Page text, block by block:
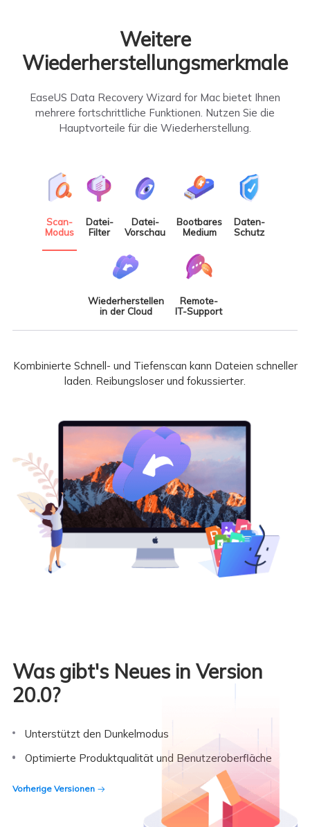
Weitere
Wiederherstellungsmerkmale
EaseUS Data Recovery Wizard for Mac bietet Ihnen
mehrere fortschrittliche Funktionen. Nutzen Sie die
Hauptvorteile für die Wiederherstellung.
Scan-
Modus
Datei-
Filter
Datei-
Vorschau
Bootbares
Medium
Daten-
Schutz
Wiederherstellen
in der Cloud
Remote-
IT-Support
Kombinierte Schnell- und Tiefenscan kann Dateien schneller
laden. Reibungsloser und fokussierter.
Was gibt's Neues in Version
20.0?
Unterstützt den Dunkelmodus
Optimierte Produktqualität und Benutzeroberfläche
Vorherige Versionen